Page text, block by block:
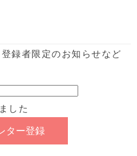
録者限定のお知らせなど
した